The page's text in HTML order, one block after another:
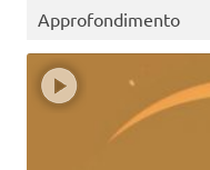
Approfondimento